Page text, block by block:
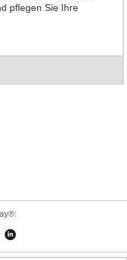
pflegen Sie Ihre